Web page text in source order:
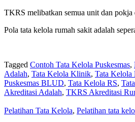
TKRS melibatkan semua unit dan pokja
Pola tata kelola rumah sakit adalah
Tagged Contoh Tata Kelola Puskesmas,
Adalah, Tata Kelola Klinik, Tata
Puskesmas BLUD, Tata Kelola RS,
Akreditasi Adalah, TKRS Akreditasi
Pelatihan Tata Kelola, Pelatihan tata